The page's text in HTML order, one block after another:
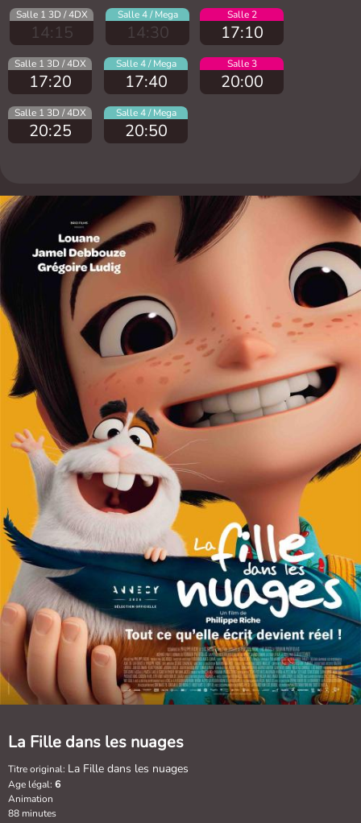
Salle 1 3D / 4DX
14:15
Salle 4 / Mega
14:30
Salle 2
17:10
Salle 1 3D / 4DX
17:20
Salle 4 / Mega
17:40
Salle 3
20:00
Salle 1 3D / 4DX
20:25
Salle 4 / Mega
20:50
La Fille dans les nuages
Titre original: La Fille dans les nuages
Age légal: 6
Animation
88 minutes